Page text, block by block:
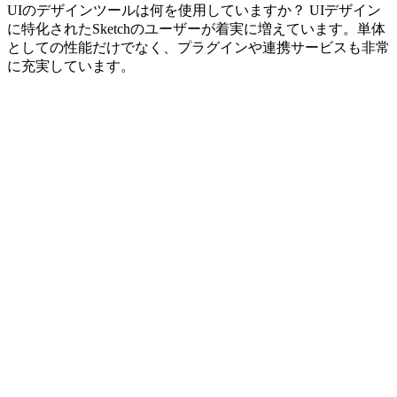
UIのデザインツールは何を使用していますか？ UIデザイン
に特化されたSketchのユーザーが着実に増えています。単体
としての性能だけでなく、プラグインや連携サービスも非常
に充実しています。